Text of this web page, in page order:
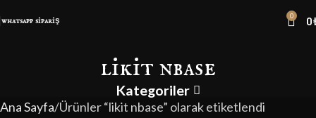
whatsapp sipariş 0 0
likit nbase
Kategoriler
Ana Sayfa Ürünler “likit nbase” olarak etiketlendi